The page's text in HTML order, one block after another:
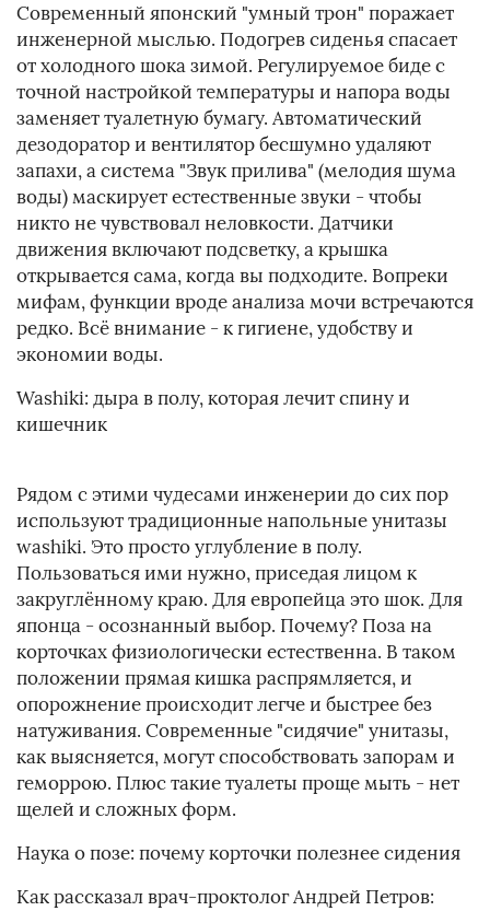
Современный японский "умный трон" поражает
инженерной мыслью. Подогрев сиденья спасает
от холодного шока зимой. Регулируемое биде с
точной настройкой температуры и напора воды
заменяет туалетную бумагу. Автоматический
дезодоратор и вентилятор бесшумно удаляют
запахи, а система "Звук прилива" (мелодия шума
воды) маскирует естественные звуки - чтобы
никто не чувствовал неловкости. Датчики
движения включают подсветку, а крышка
открывается сама, когда вы подходите. Вопреки
мифам, функции вроде анализа мочи встречаются
редко. Всё внимание - к гигиене, удобству и
экономии воды.
Washiki: дыра в полу, которая лечит спину и
кишечник
Рядом с этими чудесами инженерии до сих пор
используют традиционные напольные унитазы
washiki. Это просто углубление в полу.
Пользоваться ими нужно, приседая лицом к
закруглённому краю. Для европейца это шок. Для
японца - осознанный выбор. Почему? Поза на
корточках физиологически естественна. В таком
положении прямая кишка распрямляется, и
опорожнение происходит легче и быстрее без
натуживания. Современные "сидячие" унитазы,
как выясняется, могут способствовать запорам и
геморрою. Плюс такие туалеты проще мыть - нет
щелей и сложных форм.
Наука о позе: почему корточки полезнее сидения
Как рассказал врач-проктолог Андрей Петров: